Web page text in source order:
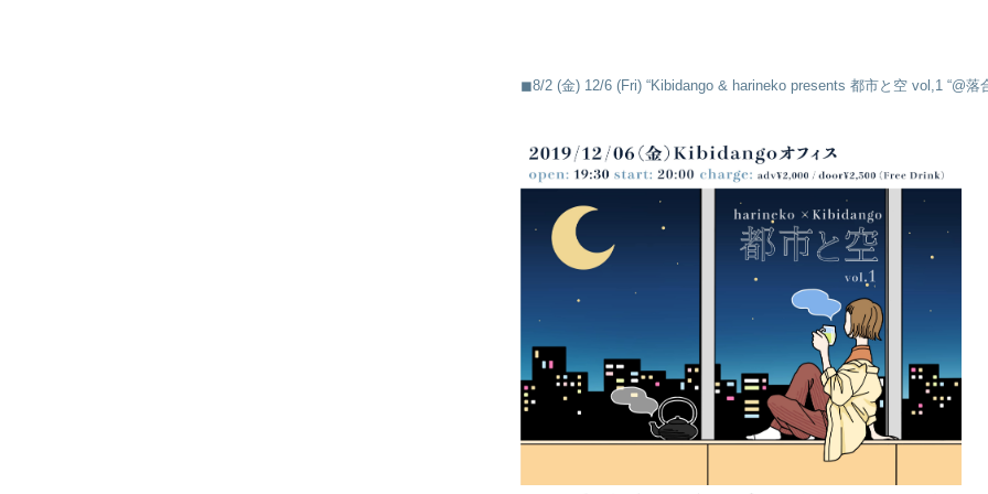
◼︎8/2 (金) 12/6 (Fri) “Kibidango & harineko presents 都市と空 vol,1 “@落